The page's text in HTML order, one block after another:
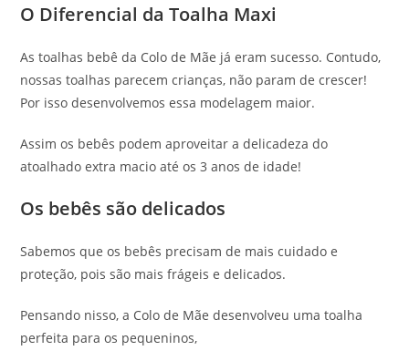
O Diferencial da Toalha Maxi
As toalhas bebê da Colo de Mãe já eram sucesso. Contudo,
nossas toalhas parecem crianças, não param de crescer!
Por isso desenvolvemos essa modelagem maior.
Assim os bebês podem aproveitar a delicadeza do
atoalhado extra macio até os 3 anos de idade!
Os bebês são delicados
Sabemos que os bebês precisam de mais cuidado e
proteção, pois são mais frágeis e delicados.
Pensando nisso, a Colo de Mãe desenvolveu uma toalha
perfeita para os pequeninos,